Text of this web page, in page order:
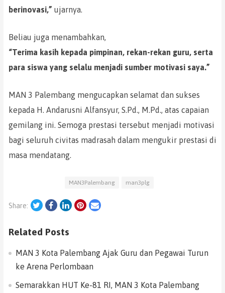
berinovasi,” ujarnya.
Beliau juga menambahkan,
“Terima kasih kepada pimpinan, rekan-rekan guru, serta
para siswa yang selalu menjadi sumber motivasi saya.”
MAN 3 Palembang mengucapkan selamat dan sukses
kepada H. Andarusni Alfansyur, S.Pd., M.Pd., atas capaian
gemilang ini. Semoga prestasi tersebut menjadi motivasi
bagi seluruh civitas madrasah dalam mengukir prestasi di
masa mendatang.
MAN3Palembang man3plg
Share: TwitterFacebook
LinkedIn
Pinterest
Email
Related Posts
MAN 3 Kota Palembang Ajak Guru dan Pegawai Turun
ke Arena Perlombaan
Semarakkan HUT Ke-81 RI, MAN 3 Kota Palembang